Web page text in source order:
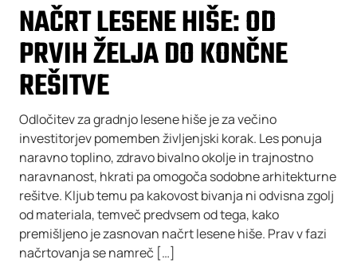
NAČRT LESENE HIŠE: OD
PRVIH ŽELJA DO KONČNE
REŠITVE
Odločitev za gradnjo lesene hiše je za večino
investitorjev pomemben življenjski korak. Les ponuja
naravno toplino, zdravo bivalno okolje in trajnostno
naravnanost, hkrati pa omogoča sodobne arhitekturne
rešitve. Kljub temu pa kakovost bivanja ni odvisna zgolj
od materiala, temveč predvsem od tega, kako
premišljeno je zasnovan načrt lesene hiše. Prav v fazi
načrtovanja se namreč […]